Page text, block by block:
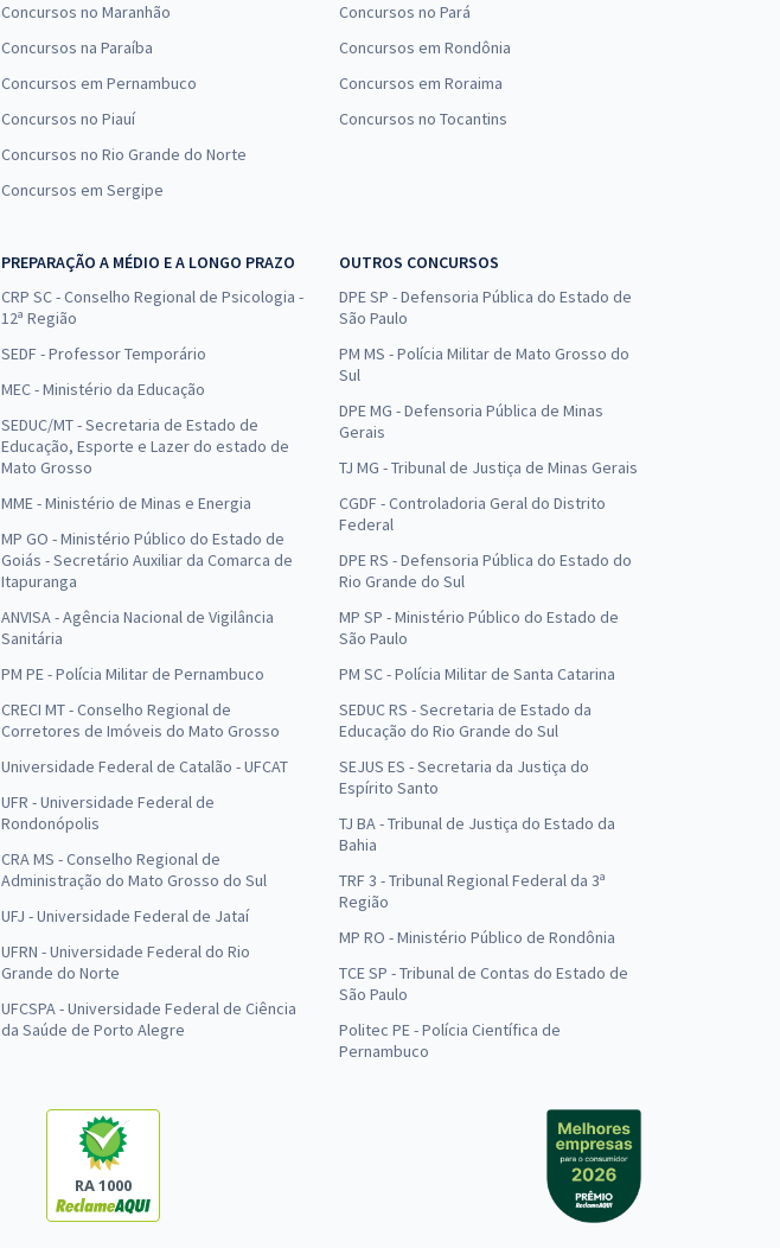
Concursos no Maranhão
Concursos na Paraíba
Concursos em Pernambuco
Concursos no Piauí
Concursos no Rio Grande do Norte
Concursos em Sergipe
Concursos no Pará
Concursos em Rondônia
Concursos em Roraima
Concursos no Tocantins
PREPARAÇÃO A MÉDIO E A LONGO PRAZO
CRP SC - Conselho Regional de Psicologia -
12ª Região
SEDF - Professor Temporário
MEC - Ministério da Educação
SEDUC/MT - Secretaria de Estado de
Educação, Esporte e Lazer do estado de
Mato Grosso
MME - Ministério de Minas e Energia
MP GO - Ministério Público do Estado de
Goiás - Secretário Auxiliar da Comarca de
Itapuranga
ANVISA - Agência Nacional de Vigilância
Sanitária
PM PE - Polícia Militar de Pernambuco
CRECI MT - Conselho Regional de
Corretores de Imóveis do Mato Grosso
Universidade Federal de Catalão - UFCAT
UFR - Universidade Federal de
Rondonópolis
CRA MS - Conselho Regional de
Administração do Mato Grosso do Sul
UFJ - Universidade Federal de Jataí
UFRN - Universidade Federal do Rio
Grande do Norte
UFCSPA - Universidade Federal de Ciência
da Saúde de Porto Alegre
OUTROS CONCURSOS
DPE SP - Defensoria Pública do Estado de
São Paulo
PM MS - Polícia Militar de Mato Grosso do
Sul
DPE MG - Defensoria Pública de Minas
Gerais
TJ MG - Tribunal de Justiça de Minas Gerais
CGDF - Controladoria Geral do Distrito
Federal
DPE RS - Defensoria Pública do Estado do
Rio Grande do Sul
MP SP - Ministério Público do Estado de
São Paulo
PM SC - Polícia Militar de Santa Catarina
SEDUC RS - Secretaria de Estado da
Educação do Rio Grande do Sul
SEJUS ES - Secretaria da Justiça do
Espírito Santo
TJ BA - Tribunal de Justiça do Estado da
Bahia
TRF 3 - Tribunal Regional Federal da 3ª
Região
MP RO - Ministério Público de Rondônia
TCE SP - Tribunal de Contas do Estado de
São Paulo
Politec PE - Polícia Científica de
Pernambuco
RA 1000